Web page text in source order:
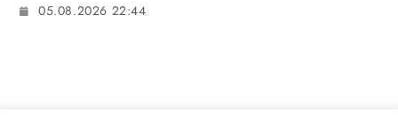
05.08.2026 22:44